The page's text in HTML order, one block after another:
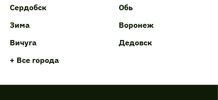
Сердобск
Обь
Зима
Воронеж
Вичуга
Дедовск
+ Все города